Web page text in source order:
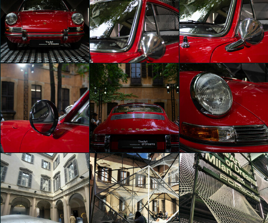
The Art of Dreams
Mayar Farrag
The Art of Dreams
Katherine
Camacho
The Art of Dreams
Katherine
Camacho
The Art of Dreams
Yeni Tatiana
Sartori
The Art of Dreams
Yeni Tatiana
Sartori
The Art of Dreams
Yeni Tatiana
Sartori
The Art of Dreams
Yeni Tatiana
The Art of Dreams
Yeni Tatiana
The Art of Dreams
Yeni Tatiana